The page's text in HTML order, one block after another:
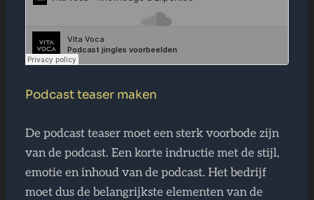
Podcast teaser maken
De podcast teaser moet een sterk voorbode zijn
van de podcast. Een korte indructie met de stijl,
emotie en inhoud van de podcast. Het bedrijf
moet dus de belangrijkste elementen van de